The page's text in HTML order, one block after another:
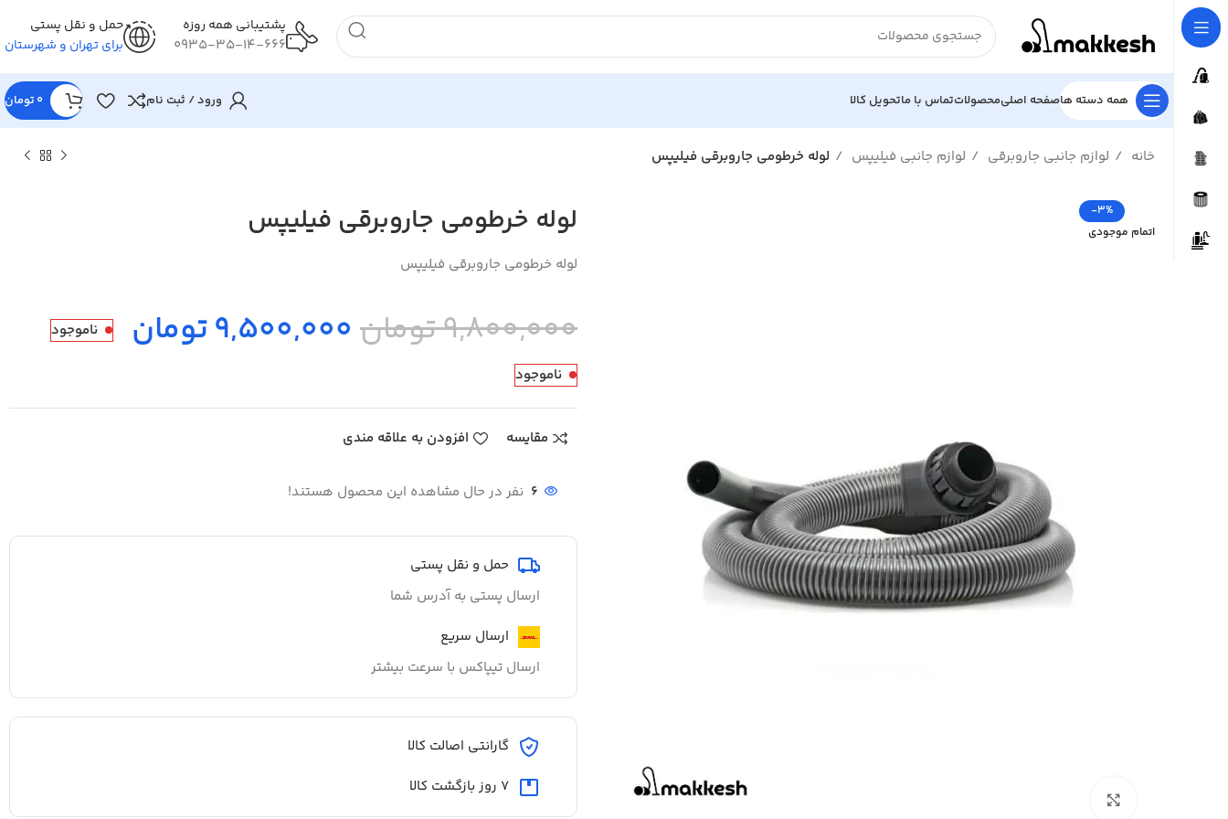
پشتیبانی همه روزه
0935-35-14-666
حمل و نقل پستی
برای تهران و شهرستان
همه دسته هاصفحه اصلیمحصولاتتماس با ماتحویل کالا ورود / ثبت نام 0 تومان
خانه لوازم جانبی جاروبرقی لوازم جانبی فیلیپس لوله خرطومی جاروبرقی فیلیپس
-3%
اتمام موجودی
لوله خرطومی جاروبرقی فیلیپس
لوله خرطومی جاروبرقی فیلیپس
9,800,000 تومان 9,500,000 تومان ناموجود
ناموجود
مقایسه افزودن به علاقه مندی
6 نفر در حال مشاهده این محصول هستند!
حمل و نقل پستی
ارسال پستی به آدرس شما
ارسال سریع
ارسال تیپاکس با سرعت بیشتر
گارانتی اصالت کالا
7 روز بازگشت کالا